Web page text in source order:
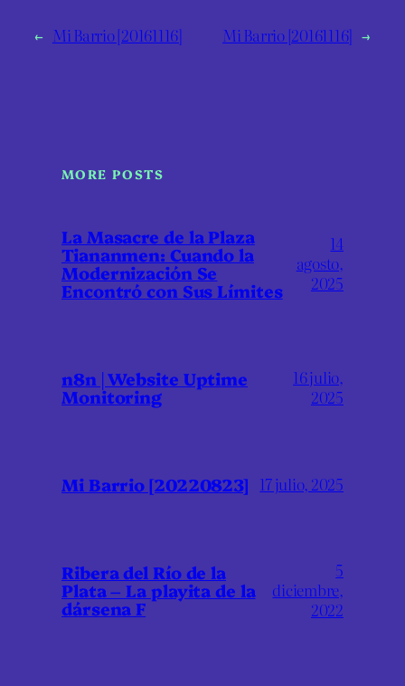
← Mi Barrio [20161116] Mi Barrio [20161116] →
MORE POSTS
La Masacre de la Plaza
Tiananmen: Cuando la
Modernización Se
Encontró con Sus Límites
14
agosto,
2025
n8n | Website Uptime
Monitoring
16 julio,
2025
Mi Barrio [20220823] 17 julio, 2025
Ribera del Río de la
Plata – La playita de la
dársena F
5
diciembre,
2022